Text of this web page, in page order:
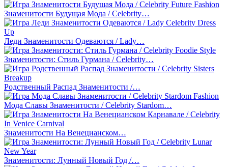
Знаменитости Будущая Мода / Celebrity…
Леди Знаменитости Одеваются / Lady…
Знаменитости: Стиль Гурмана / Celebrity…
Родственный Распад Знаменитости /…
Мода Славы Знаменитости / Celebrity Stardom…
Знаменитости На Венецианском…
Знаменитости: Лунный Новый Год /…